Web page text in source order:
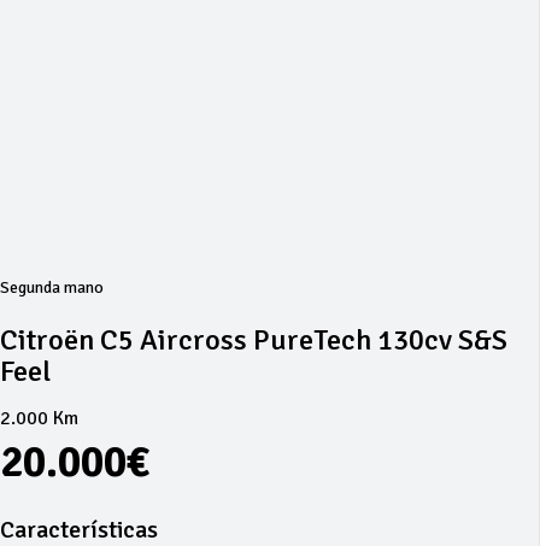
Segunda mano
Citroën C5 Aircross PureTech 130cv S&S
Feel
2.000 Km
20.000€
Características